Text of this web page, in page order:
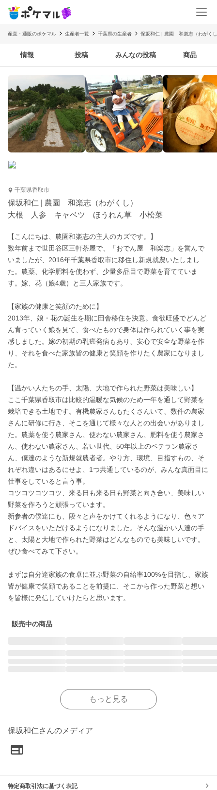
産直・通販のポケマル 生産者一覧 千葉県の生産者 保坂和仁 | 農園 和楽志（わがく
情報 投稿 みんなの投稿 商品
千葉県香取市
保坂和仁 | 農園 和楽志（わがくし）
大根 人参 キャベツ ほうれん草 小松菜
【こんにちは、農園和楽志の主人のカズです。】
数年前まで世田谷区三軒茶屋で、「おでん屋　和楽志」を営んで
いましたが、2016年千葉県香取市に移住し新規就農いたしまし
た。農薬、化学肥料を使わず、少量多品目で野菜を育てていま
す。嫁、花（娘4歳）と三人家族です。
【家族の健康と笑顔のために】
2013年、娘・花の誕生を期に田舎移住を決意。食欲旺盛でどんど
ん育っていく娘を見て、食べたもので身体は作られていく事を実
感しました。嫁の初期の乳癌発病もあり、安心で安全な野菜を作
り、それを食べた家族皆の健康と笑顔を作りたく農家になりまし
た。
【温かい人たちの手、太陽、大地で作られた野菜は美味しい】
ここ千葉県香取市は比較的温暖な気候のため一年を通して野菜を
栽培できる土地です。有機農家さんもたくさんいて、数件の農家
さんに研修に行き、そこを通じて様々な人との出会いがありまし
た。農薬を使う農家さん、使わない農家さん、肥料を使う農家さ
ん、使わない農家さん、若い世代、50年以上のベテラン農家さ
ん、僕達のような新規就農者者。やり方、環境、目指すもの、そ
れぞれ違いはあるにせよ、1つ共通しているのが、みんな真面目に
仕事をしていると言う事。
コツコツコツコツ、来る日も来る日も野菜と向き合い、美味しい
野菜を作ろうと頑張っています。
新参者の僕達にも、段々と声をかけてくれるようになり、色々ア
ドバイスをいただけるようになりました。そんな温かい人達の手
と、太陽と大地で作られた野菜はどんなものでも美味しいです。
ぜひ食べてみて下さい。
まずは自分達家族の食卓に並ぶ野菜の自給率100%を目指し、家族
皆が健康で笑顔であることを前提に、そこから作った野菜と想い
を皆様に発信していけたらと思います。
販売中の商品
もっと見る
保坂和仁さんのメディア
特定商取引法に基づく表記